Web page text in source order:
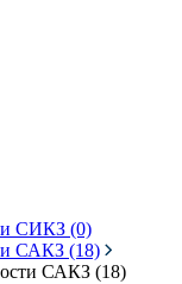
СИКЗ (0)
САКЗ (18)
САКЗ (18)